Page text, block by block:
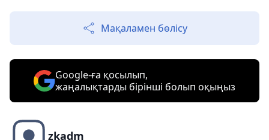
Мақаламен бөлісу
Google-ға қосылып,
жаңалықтарды бірінші болып оқыңыз
zkadm